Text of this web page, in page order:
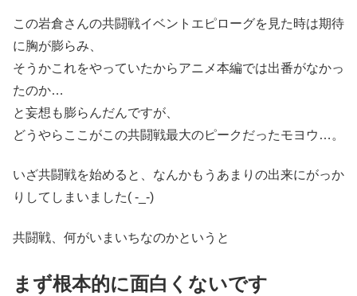
この岩倉さんの共闘戦イベントエピローグを見た時は期待
に胸が膨らみ、
そうかこれをやっていたからアニメ本編では出番がなかっ
たのか…
と妄想も膨らんだんですが、
どうやらここがこの共闘戦最大のピークだったモヨウ…。
いざ共闘戦を始めると、なんかもうあまりの出来にがっか
りしてしまいました( -_-)
共闘戦、何がいまいちなのかというと
まず根本的に面白くないです